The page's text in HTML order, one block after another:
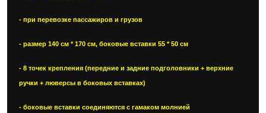
- при перевозке пассажиров и грузов
- размер 140 см * 170 см, боковые вставки 55 * 50 см
- 8 точек крепления (передние и задние подголовники + верхние
ручки + люверсы в боковых вставках)
- боковые вставки соединяются с гамаком молнией